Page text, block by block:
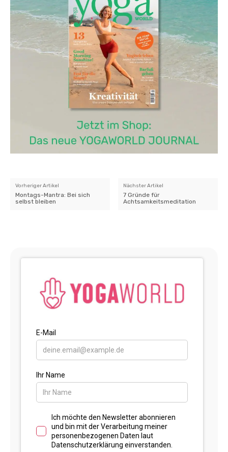
Vorheriger Artikel
Montags-Mantra: Bei sich
selbst bleiben
Nächster Artikel
7 Gründe für
Achtsamkeitsmeditation